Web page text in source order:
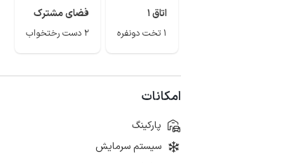
اتاق 1
1 تخت دونفره
فضای مشترک
2 دست رختخواب
امکانات
پارکینگ
سیستم سرمایش